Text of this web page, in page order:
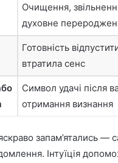
Очищення,
духовне
Готовність
втратила сенс
Символ удачі після
отримання визнання
запам’ятались —
Інтуїція